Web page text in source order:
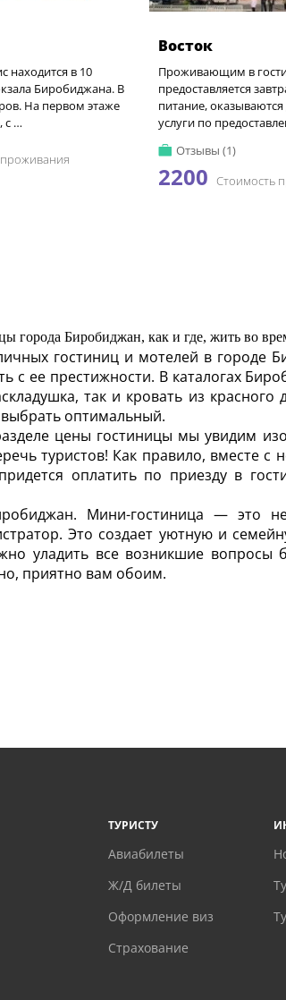
находится в 10
Биробиджана. В
На первом этаже
с …
Восток
Проживающим в
предоставляется
питание,
услуги по
Отзывы (1)
2200 Стоимость
города Биробиджан, как и где, жить во
гостиниц и мотелей в городе
с ее престижности. В каталогах
так и кровать из
оптимальный.
цены гостиницы мы увидим
туристов! Как правило, вместе с
оплатить по приезду в
Мини-гостиница — это
Это создает уютную и
уладить все возникшие вопросы
приятно вам обоим.
ТУРИСТУ
Авиабилеты
Ж/Д билеты
Оформление виз
Страхование